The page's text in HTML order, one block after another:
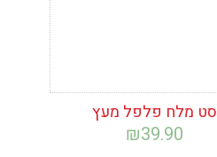
סט מלח פלפל מעץ
₪39.90